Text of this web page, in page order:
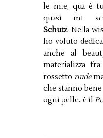
le mie, qua è
quasi mi
Schutz. Nella
ho voluto
anche al
materializza
rossetto nude
che stanno
ogni pelle.. è il